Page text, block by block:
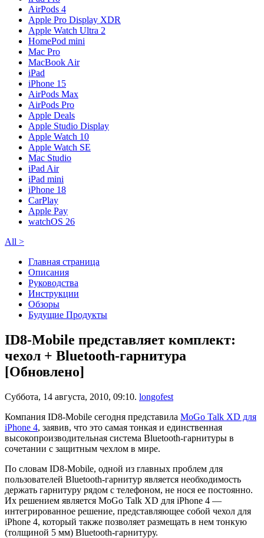
AirPods 4
Apple Pro Display XDR
Apple Watch Ultra 2
HomePod mini
Mac Pro
MacBook Air
iPad
iPhone 15
AirPods Max
AirPods Pro
Apple Deals
Apple Studio Display
Apple Watch 10
Apple Watch SE
Mac Studio
iPad Air
iPad mini
iPhone 18
CarPlay
Apple Pay
watchOS 26
All >
Главная страница
Описания
Руководства
Инструкции
Обзоры
Будущие Продукты
ID8-Mobile представляет комплект:
чехол + Bluetooth-гарнитура
[Обновлено]
Суббота, 14 августа, 2010, 09:10. longofest
Компания ID8-Mobile сегодня представила MoGo Talk XD для
iPhone 4, заявив, что это самая тонкая и единственная
высокопроизводительная система Bluetooth-гарнитуры в
сочетании с защитным чехлом в мире.
По словам ID8-Mobile, одной из главных проблем для
пользователей Bluetooth-гарнитур является необходимость
держать гарнитуру рядом с телефоном, не нося ее постоянно.
Их решением является MoGo Talk XD для iPhone 4 —
интегрированное решение, представляющее собой чехол для
iPhone 4, который также позволяет размещать в нем тонкую
(толщиной 5 мм) Bluetooth-гарнитуру.